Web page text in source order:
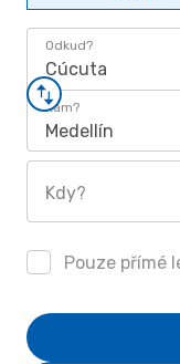
Odkud?
Cúcuta
Kam?
Medellín
Kdy?
Pouze přímé